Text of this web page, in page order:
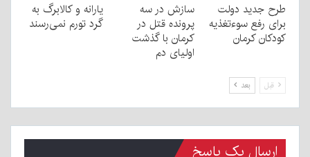
طرح جدید دولت
برای رفع سوءتغذیه
کودکان کرمان
سازش در سه
پرونده قتل در
کرمان با گذشت
اولیای دم
یارانه و کالابرگ به
گرد تورم نمی‌رسند
قبل بعد
ارسال یک پاسخ